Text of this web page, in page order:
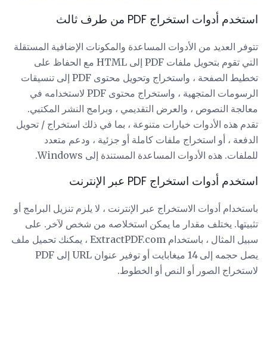
استخدم أدوات استخراج PDF من طرف ثالث
تتوفر العديد من الأدوات المساعدة والمكونات الإضافية المستقلة
التي تقوم بتحويل ملفات PDF إلى HTML مع الحفاظ على
تخطيط الصفحة ، واستخراج وتحويل محتوى PDF إلى تنسيقات
الرسومات المتجهية ، واستخراج محتوى PDF لاستخدامه في
معالجة النصوص ، والعرض التقديمي ، وبرامج النشر المكتبي.
تقدم هذه الأدوات خيارات متنوعة ، بما في ذلك استخراج / تحويل
الدفعة ، أو استخراج ملفات كاملة أو جزئية ، ودعم متعدد
للملفات. هذه الأدوات المساعدة المستندة إلى Windows.
استخدم أدوات استخراج PDF عبر الإنترنت
باستخدام أدوات الاستخراج عبر الإنترنت ، لا يلزم تنزيل البرامج أو
تثبيتها. يختلف مقدار ما يمكن استخلاصه من شخص لآخر. على
سبيل المثال ، باستخدام ExtractPDF.com ، يمكنك تحميل ملف
يصل حجمه إلى 14 ميغابايت أو توفير عنوان URL إلى PDF
لاستخراج الصور أو النص أو الخطوط.